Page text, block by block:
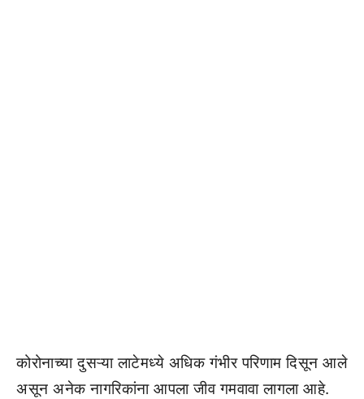
कोरोनाच्या दुसऱ्या लाटेमध्ये अधिक गंभीर परिणाम दिसून आले
असून अनेक नागरिकांना आपला जीव गमवावा लागला आहे.